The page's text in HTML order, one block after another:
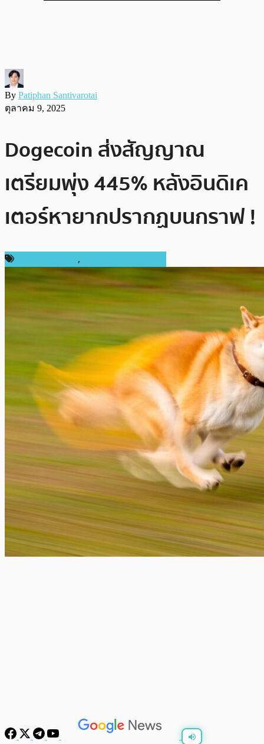
By Patiphan Santivarotai
ตุลาคม 9, 2025
Dogecoin ส่งสัญญาณ
เตรียมพุ่ง 445% หลังอินดิเค
เตอร์หายากปรากฏบนกราฟ !
,